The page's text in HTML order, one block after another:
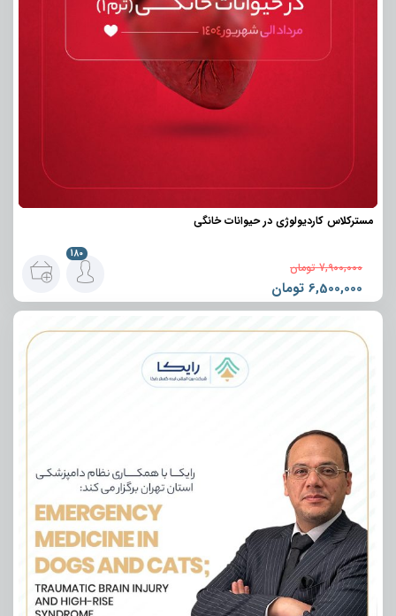
مسترکلاس کاردیولوژی در حیوانات خانگی
7,900,000 تومان
6,500,000 تومان
180